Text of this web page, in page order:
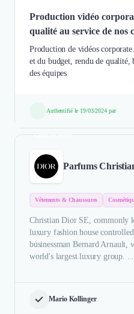
Production vidéo
qualité au service de nos
Production de vidéos
et du budget, rendu de qualité,
des équipes
Authentifié le 19/03/2024 par
Coup de coeur
Parfums
Vêtements & Chaussures
Christian Dior SE, commonly
luxury fashion house
businessman Bernard Arnault,
world's largest luxury group. ...
Mario Kollinger